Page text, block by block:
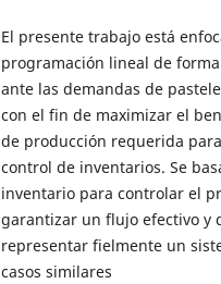
El presente trabajo está
programación lineal de
ante las demandas de
con el fin de maximizar el
de producción requerida
control de inventarios. Se
inventario para controlar el
garantizar un flujo efectivo y
representar fielmente un
casos similares